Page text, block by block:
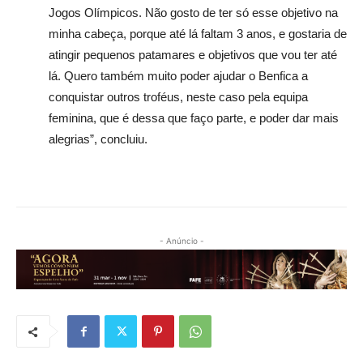
Jogos Olímpicos. Não gosto de ter só esse objetivo na
minha cabeça, porque até lá faltam 3 anos, e gostaria de
atingir pequenos patamares e objetivos que vou ter até
lá. Quero também muito poder ajudar o Benfica a
conquistar outros troféus, neste caso pela equipa
feminina, que é dessa que faço parte, e poder dar mais
alegrias”, concluiu.
- Anúncio -